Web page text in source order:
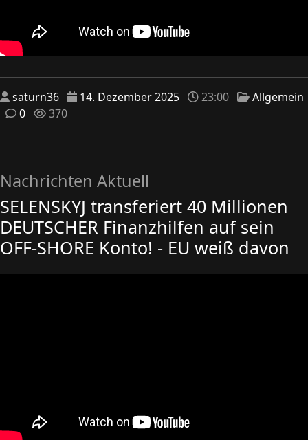
saturn36 14. Dezember 2025 23:00
Allgemein
0
370
Nachrichten Aktuell
SELENSKYJ transferiert 40 Millionen
DEUTSCHER Finanzhilfen auf sein
OFF-SHORE Konto! - EU weiß davon